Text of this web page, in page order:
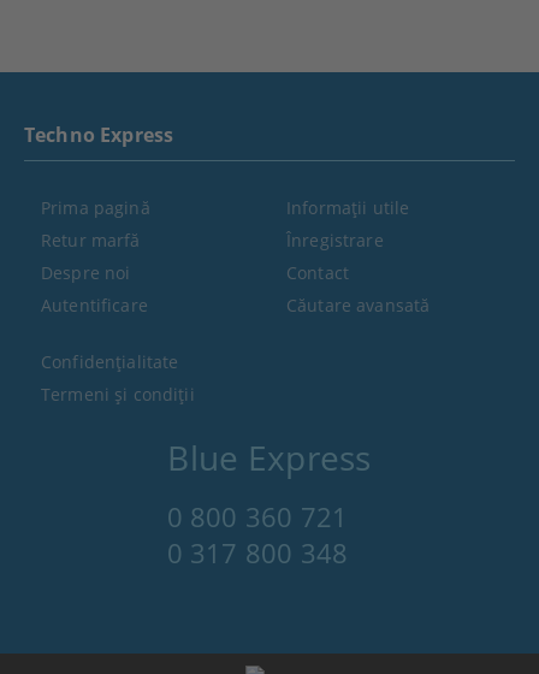
Blue Express
0 800 360 721
0 317 800 348
Techno Express
Prima pagină
Retur marfă
Despre noi
Autentificare
Informaţii utile
Înregistrare
Contact
Căutare avansată
Confidenţialitate
Termeni şi condiţii